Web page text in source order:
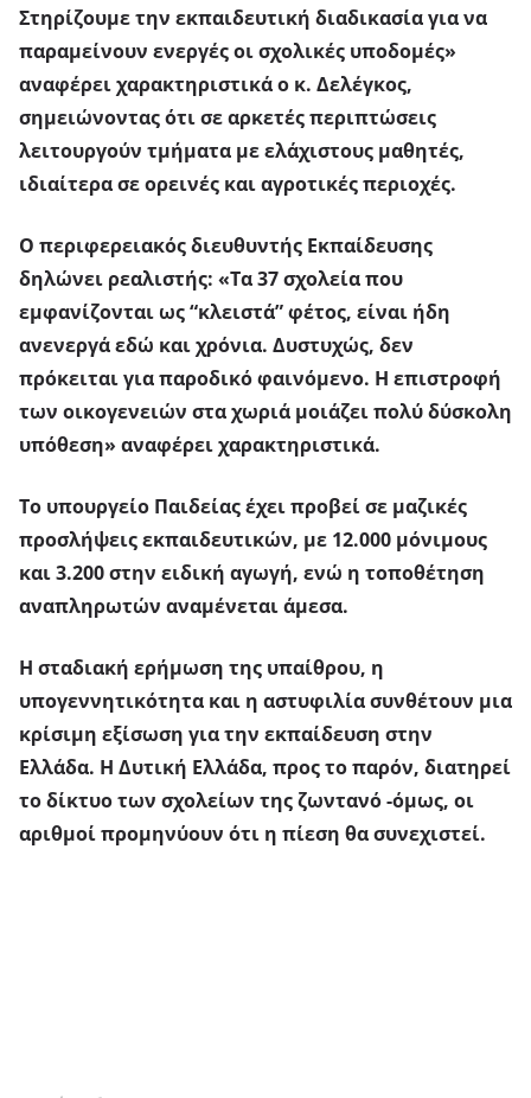
Στηρίζουμε την εκπαιδευτική διαδικασία για να
παραμείνουν ενεργές οι σχολικές υποδομές»
αναφέρει χαρακτηριστικά ο κ. Δελέγκος,
σημειώνοντας ότι σε αρκετές περιπτώσεις
λειτουργούν τμήματα με ελάχιστους μαθητές,
ιδιαίτερα σε ορεινές και αγροτικές περιοχές.
Ο περιφερειακός διευθυντής Εκπαίδευσης
δηλώνει ρεαλιστής: «Τα 37 σχολεία που
εμφανίζονται ως “κλειστά” φέτος, είναι ήδη
ανενεργά εδώ και χρόνια. Δυστυχώς, δεν
πρόκειται για παροδικό φαινόμενο. Η επιστροφή
των οικογενειών στα χωριά μοιάζει πολύ δύσκολη
υπόθεση» αναφέρει χαρακτηριστικά.
Το υπουργείο Παιδείας έχει προβεί σε μαζικές
προσλήψεις εκπαιδευτικών, με 12.000 μόνιμους
και 3.200 στην ειδική αγωγή, ενώ η τοποθέτηση
αναπληρωτών αναμένεται άμεσα.
Η σταδιακή ερήμωση της υπαίθρου, η
υπογεννητικότητα και η αστυφιλίασυνθέτουν μια
κρίσιμη εξίσωση για την εκπαίδευση στην
Ελλάδα. Η Δυτική Ελλάδα, προς το παρόν, διατηρεί
το δίκτυο των σχολείων της ζωντανό-όμως, οι
αριθμοί προμηνύουν ότι η πίεση θα συνεχιστεί.